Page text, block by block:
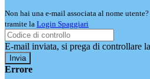
Non hai una e-mail associata al nome
tramite la Login Spaggiari
E-mail inviata, si prega di controllare
Errore